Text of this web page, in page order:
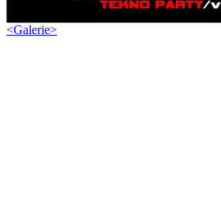
<Galerie>